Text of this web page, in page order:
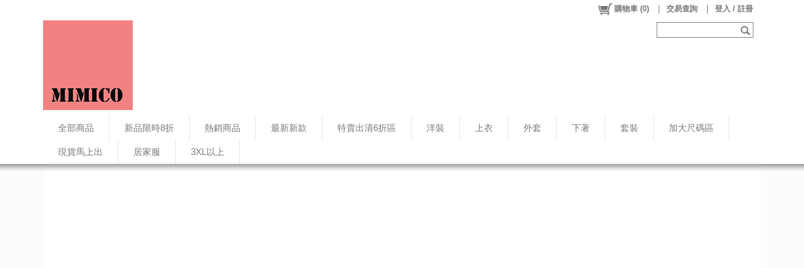
全部商品 新品限時8折 熱銷商品 最新新款 特賣出清6折區 洋裝 上衣 外套 下著 套裝 加大尺碼區
現貨馬上出 居家服 3XL以上
購物車 (0) 交易查詢 登入 / 註冊